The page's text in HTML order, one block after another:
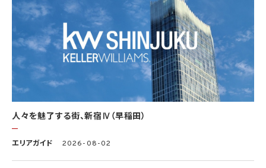
部が学術研究目的である場合を含み、個人の権利利益を不当に侵害するおそれがある
場合を除きます。）（当該個人情報取扱事業者と当該学術研究機関等が共同して学術研
究を行う場合に限ります。）
(3) 当該要配慮個人情報が、本人、国の機関、地方公共団体、学術研究機関等、個人情報
保護法第57条第1項各号に掲げる者その他個人情報保護委員会規則で定める者により
公開されている場合
(4) 本人を目視し、又は撮影することにより、その外形上明らかな要配慮個人情報を取得
する場合
(5) 第三者から要配慮個人情報の提供を受ける場合であって、当該第三者による当該提
供が第8.1項各号のいずれかに該当するとき
5.3 当社は、第三者から個人情報の提供を受けるに際しては、個人情報保護委員会規則
該個人情報の提供が第4.1項各号のいずれかに該当する場合又は第8.1項各号のいずれ
人々を魅了する街、新宿Ⅳ（早稲田）
エリアガイド 2026-08-02